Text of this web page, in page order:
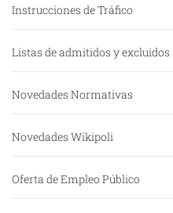
Instrucciones de Tráfico
Listas de admitidos y excluidos
Novedades Normativas
Novedades Wikipoli
Oferta de Empleo Público